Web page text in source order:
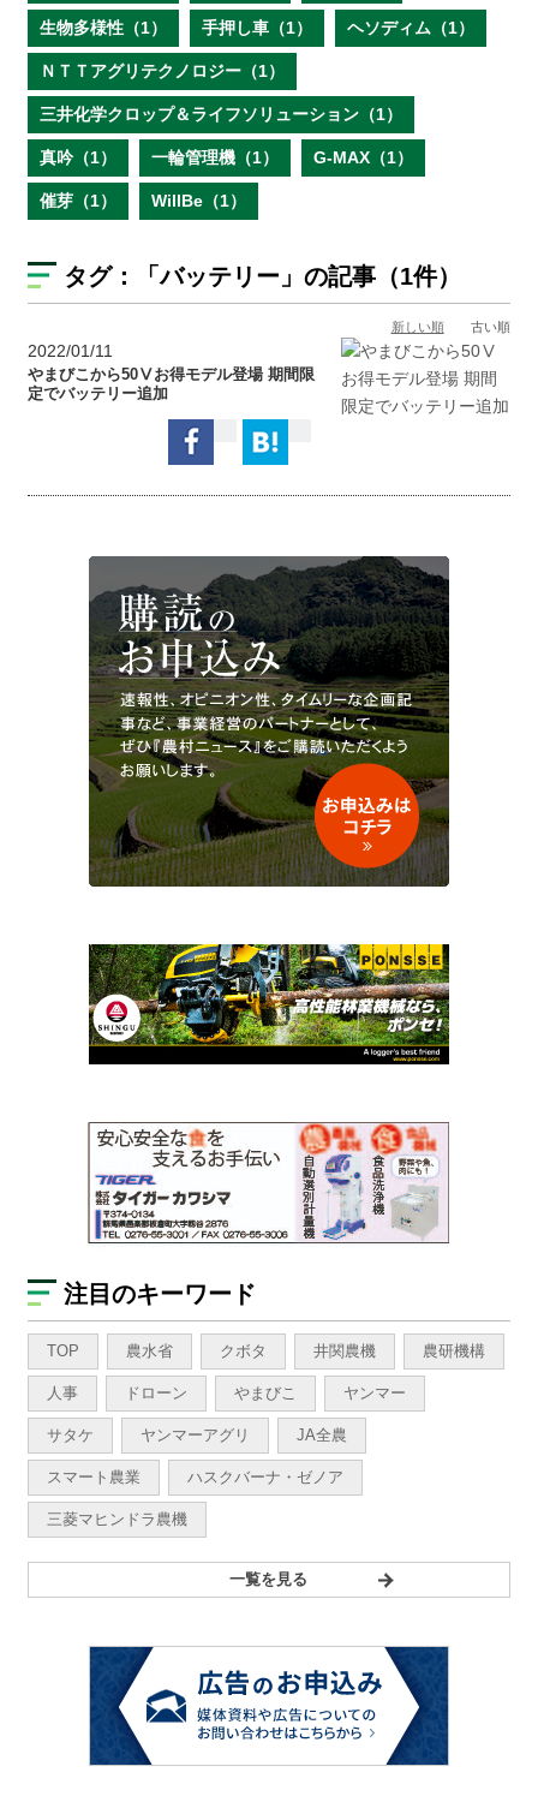
生物多様性（1） 手押し車（1） ヘソディム（1）
ＮＴＴアグリテクノロジー（1）
三井化学クロップ＆ライフソリューション（1）
真吟（1） 一輪管理機（1） G-MAX（1）
催芽（1） WillBe（1）
タグ： 「バッテリー」の記事（1件）
新しい順 古い順
2022/01/11
やまびこから50Ⅴお得モデル登場 期間限
定でバッテリー追加
注目のキーワード
TOP 農水省 クボタ 井関農機 農研機構
人事 ドローン やまびこ ヤンマー
サタケ ヤンマーアグリ JA全農
スマート農業 ハスクバーナ・ゼノア
三菱マヒンドラ農機
一覧を見る